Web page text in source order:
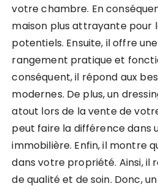
votre chambre. En
maison plus attrayante pour
potentiels. Ensuite, il offre
rangement pratique et
conséquent, il répond aux
modernes. De plus, un
atout lors de la vente de
peut faire la différence dans
immobilière. Enfin, il montre
dans votre propriété. Ainsi, il
de qualité et de soin. Donc,